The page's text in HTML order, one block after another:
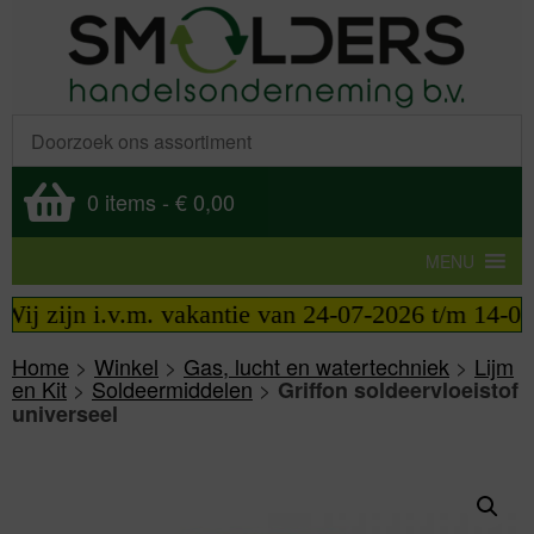
0 items - € 0,00
MENU
i.v.m. vakantie van 24-07-2026 t/m 14-08-
Home > Winkel > Gas, lucht en watertechniek > Lijm
en Kit> Soldeermiddelen>Griffon soldeervloeistof
universeel